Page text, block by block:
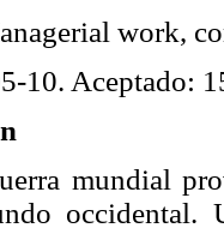
work,
10. Aceptado:
mundial
occidental.